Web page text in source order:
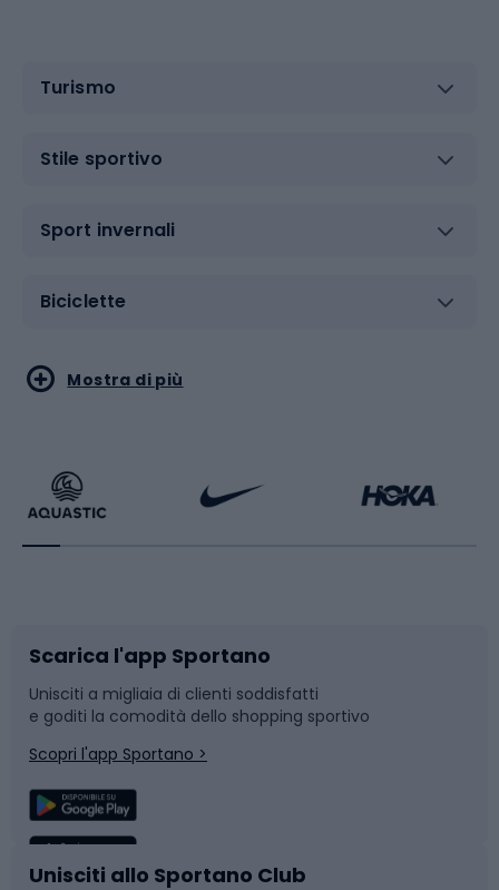
Turismo
Stile sportivo
Sport invernali
Biciclette
Sport acquatici
Bikepacking
Bushcraft
Corsa
Sport di squadra
Caschi da ciclismo
Sport di arti marziali
Sport con le racchette
Slitte e slittini
Snowboard
Camminata nordica
Nuoto
Mostra di più
Scarica l'app Sportano
Unisciti a migliaia di clienti soddisfatti
e goditi la comodità dello shopping sportivo
Scopri l'app Sportano >
Unisciti allo Sportano Club